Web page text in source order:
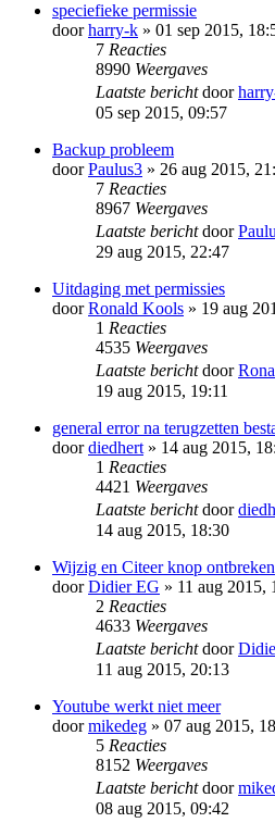
speciefieke permissie
doorharry-k » 01 sep 2015,
7 Reacties
8990 Weergaves
Laatste berichtdoor
05 sep 2015, 09:57
Backup probleem
doorPaulus3 » 26 aug 2015,
7 Reacties
8967 Weergaves
Laatste berichtdoor
29 aug 2015, 22:47
Uitdaging met permissies
doorRonald Kools » 19 aug
1 Reacties
4535 Weergaves
Laatste berichtdoor
19 aug 2015, 19:11
general error na terugzetten
doordiedhert» 14 aug 2015,
1 Reacties
4421 Weergaves
Laatste berichtdoor
14 aug 2015, 18:30
Wijzig en Citeer knop ontbreken
doorDidier EG » 11 aug 2015,
2 Reacties
4633 Weergaves
Laatste berichtdoor
11 aug 2015, 20:13
Youtube werkt niet meer
doormikedeg » 07 aug 2015,
5 Reacties
8152 Weergaves
Laatste berichtdoor
08 aug 2015, 09:42